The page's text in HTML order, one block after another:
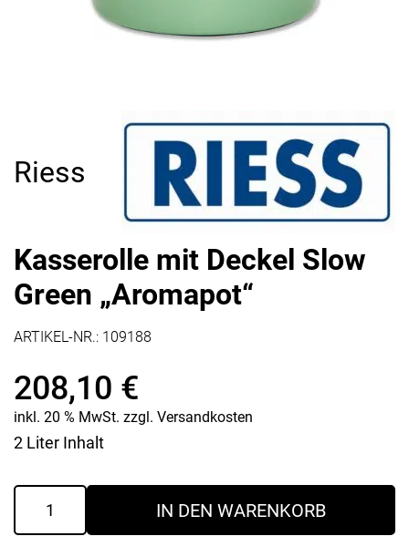
Riess
Kasserolle mit Deckel Slow
Green „Aromapot“
ARTIKEL-NR.: 109188
208,10 €
inkl. 20 % MwSt. zzgl. Versandkosten
2 Liter Inhalt
Kasserolle
Deckel
IN DEN WARENKORB